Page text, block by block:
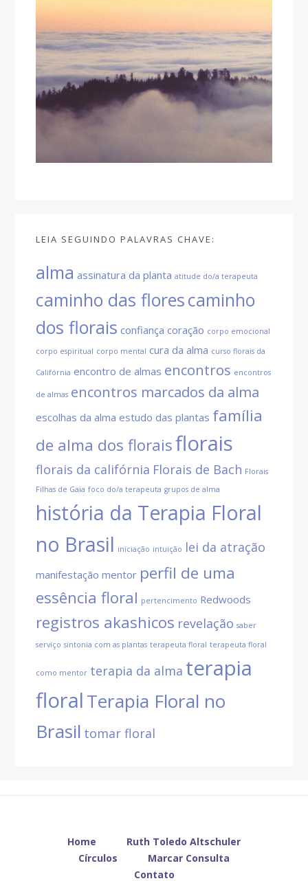
LEIA SEGUINDO PALAVRAS CHAVE:
alma assinatura da planta atitude do/a terapeuta
caminho das florescaminho
dos florais confiança coração corpo emocional
corpo espiritual corpo mental cura da alma curso florais da
Califórnia encontro de almas encontros encontros
de almas encontros marcados da alma
escolhas da alma estudo das plantas família
de alma dos floraisflorais
florais da califórnia Florais de Bach Florais
Filhas de Gaia foco do/a terapeuta grupos de alma
história da Terapia Floral
no Brasil iniciação intuição lei da atração
manifestação mentor perfil de uma
essência floral pertencimento Redwoods
registros akashicos revelação saber
serviço sintonia com as plantas terapeuta floral terapeuta floral
como mentor terapia da alma terapia
floralTerapia Floral no
Brasil tomar floral
Home
Ruth Toledo Altschuler
Círculos
Marcar Consulta
Contato